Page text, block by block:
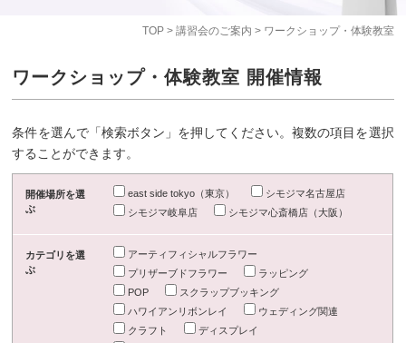
TOP> 講習会のご案内 > ワークショップ・体験教室
ワークショップ・体験教室 開催情報
条件を選んで「検索ボタン」を押してください。複数の項目を選択
することができます。
開催場所を選
ぶ
east side tokyo（東京）
シモジマ名古屋店
シモジマ岐阜店
シモジマ心斎橋店（大阪）
カテゴリを選
ぶ
アーティフィシャルフラワー
プリザーブドフラワー
ラッピング
POP
スクラップブッキング
ハワイアンリボンレイ
ウェディング関連
クラフト
ディスプレイ